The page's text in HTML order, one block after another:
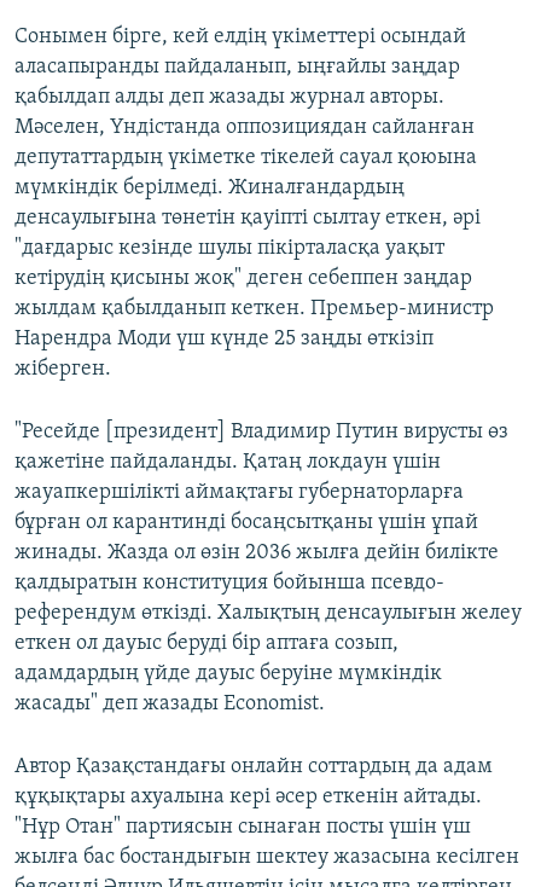
Сонымен бірге, кей елдің үкіметтері осындай
аласапыранды пайдаланып, ыңғайлы заңдар
қабылдап алды деп жазады журнал авторы.
Мәселен, Үндістанда оппозициядан сайланған
депутаттардың үкіметке тікелей сауал қоюына
мүмкіндік берілмеді. Жиналғандардың
денсаулығына төнетін қауіпті сылтау еткен, әрі
"дағдарыс кезінде шулы пікірталасқа уақыт
кетірудің қисыны жоқ" деген себеппен заңдар
жылдам қабылданып кеткен. Премьер-министр
Нарендра Моди үш күнде 25 заңды өткізіп
жіберген.
"Ресейде [президент] Владимир Путин вирусты өз
қажетіне пайдаланды. Қатаң локдаун үшін
жауапкершілікті аймақтағы губернаторларға
бұрған ол карантинді босаңсытқаны үшін ұпай
жинады. Жазда ол өзін 2036 жылға дейін билікте
қалдыратын конституция бойынша псевдо-
референдум өткізді. Халықтың денсаулығын желеу
еткен ол дауыс беруді бір аптаға созып,
адамдардың үйде дауыс беруіне мүмкіндік
жасады" деп жазады Economist.
Автор Қазақстандағы онлайн соттардың да адам
құқықтары ахуалына кері әсер еткенін айтады.
"Нұр Отан" партиясын сынаған посты үшін үш
жылға бас бостандығын шектеу жазасына кесілген